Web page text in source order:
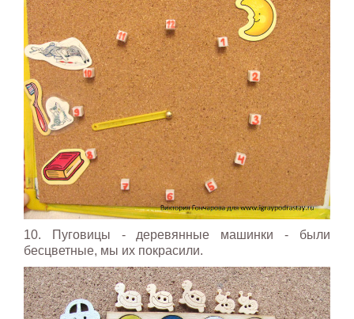
10. Пуговицы - деревянные машинки - были
бесцветные, мы их покрасили.